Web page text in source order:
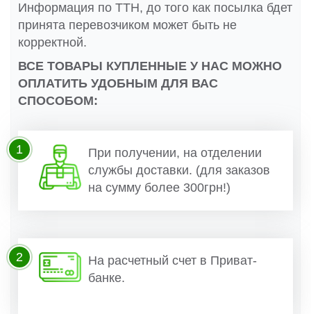
Информация по ТТН, до того как посылка бдет
принята перевозчиком может быть не
корректной.
ВСЕ ТОВАРЫ КУПЛЕННЫЕ У НАС МОЖНО
ОПЛАТИТЬ УДОБНЫМ ДЛЯ ВАС
СПОСОБОМ:
При получении, на отделении
службы доставки. (для заказов
на сумму более 300грн!)
1
На расчетный счет в Приват-
банке.
2